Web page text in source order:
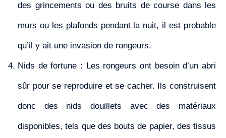
des grincements ou des bruits de course dans les
murs ou les plafonds pendant la nuit, il est probable
qu’il y ait une invasion de rongeurs.
Nids de fortune : Les rongeurs ont besoin d’un abri
sûr pour se reproduire et se cacher. Ils construisent
donc des nids douillets avec des matériaux
disponibles, tels que des bouts de papier, des tissus